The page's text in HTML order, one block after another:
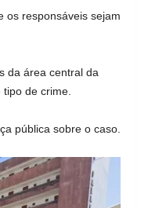
os responsáveis sejam
da área central da
de crime.
pública sobre o caso.